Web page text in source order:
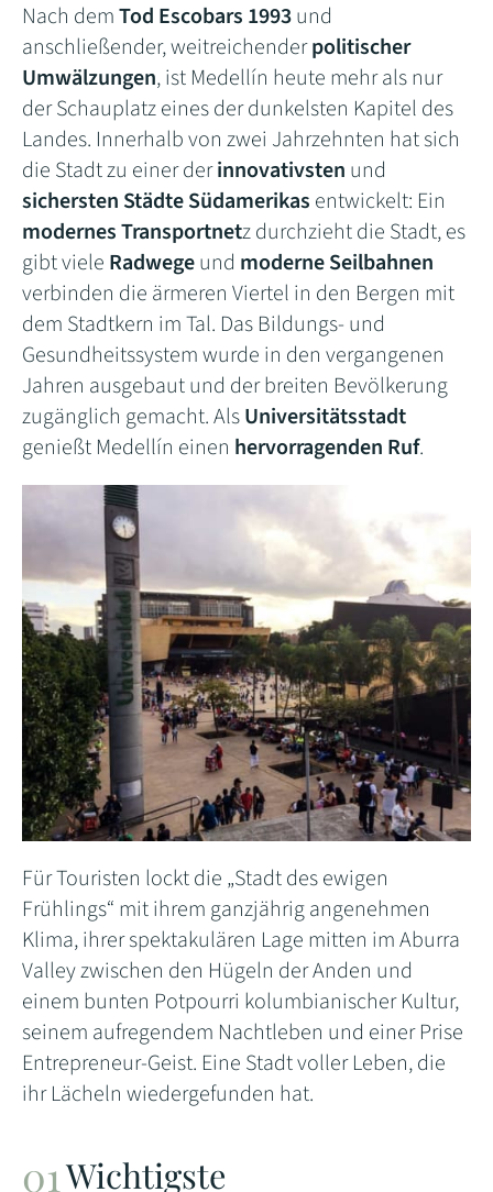
Nach demTod Escobars 1993und
anschließender, weitreichenderpolitischer
Umwälzungen, ist Medellín heute mehr als nur
der Schauplatz eines der dunkelsten Kapitel des
Landes. Innerhalb von zwei Jahrzehnten hat sich
die Stadt zu einer derinnovativsten und
sichersten Städte Südamerikas entwickelt: Ein
modernes Transportnetz durchzieht die Stadt, es
gibt viele Radwegeund moderne Seilbahnen
verbinden die ärmeren Viertel in den Bergen mit
dem Stadtkern im Tal. Das Bildungs- und
Gesundheitssystem wurde in den vergangenen
Jahren ausgebaut und der breiten Bevölkerung
zugänglich gemacht. AlsUniversitätsstadt
genießt Medellín einen hervorragenden Ruf.
Für Touristen lockt die „Stadt des ewigen
Frühlings“ mit ihrem ganzjährig angenehmen
Klima, ihrer spektakulären Lage mitten im Aburra
Valley zwischen den Hügeln der Anden und
einem bunten Potpourri kolumbianischer Kultur,
seinem aufregendem Nachtleben und einer Prise
Entrepreneur-Geist. Eine Stadt voller Leben, die
ihr Lächeln wiedergefunden hat.
Wichtigste